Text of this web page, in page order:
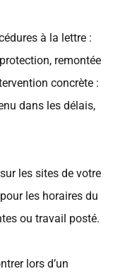
à la lettre :
remontée
concrète :
dans les délais,
les sites de votre
les horaires du
ou travail posté.
lors d’un